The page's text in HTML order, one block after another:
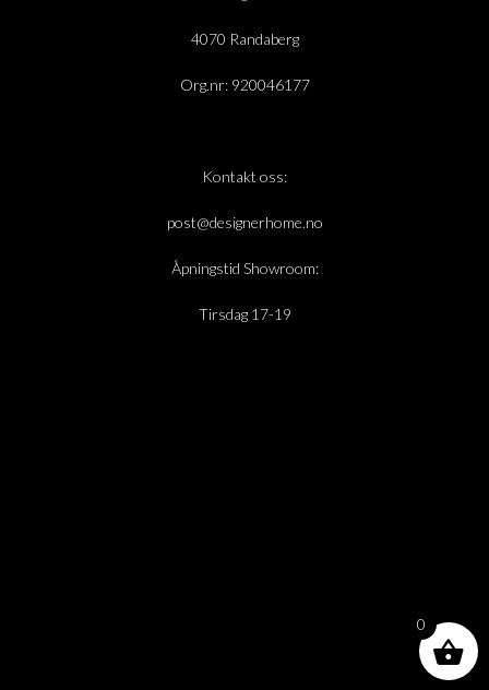
4070 Randaberg
Org.nr: 920046177
Kontakt oss:
post@designerhome.no
Åpningstid Showroom:
Tirsdag 17-19
0